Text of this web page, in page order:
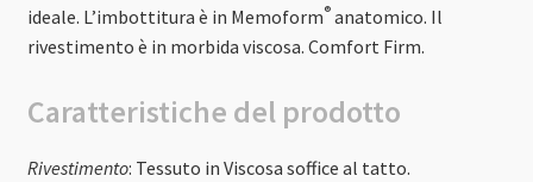
ideale. L’imbottitura è in Memoform®anatomico. Il
rivestimento è in morbida viscosa. Comfort Firm.
Caratteristiche del prodotto
Rivestimento: Tessuto in Viscosa soffice al tatto.